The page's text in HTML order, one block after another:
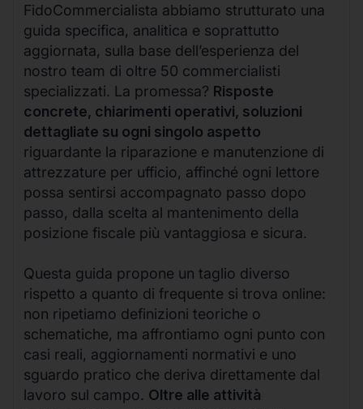
FidoCommercialista abbiamo strutturato una
guida specifica, analitica e soprattutto
aggiornata, sulla base dell’esperienza del
nostro team di oltre 50 commercialisti
specializzati. La promessa? Risposte
concrete, chiarimenti operativi, soluzioni
dettagliate su ogni singolo aspetto
riguardante la riparazione e manutenzione di
attrezzature per ufficio, affinché ogni lettore
possa sentirsi accompagnato passo dopo
passo, dalla scelta al mantenimento della
posizione fiscale più vantaggiosa e sicura.
Questa guida propone un taglio diverso
rispetto a quanto di frequente si trova online:
non ripetiamo definizioni teoriche o
schematiche, ma affrontiamo ogni punto con
casi reali, aggiornamenti normativi e uno
sguardo pratico che deriva direttamente dal
lavoro sul campo. Oltre alle attività